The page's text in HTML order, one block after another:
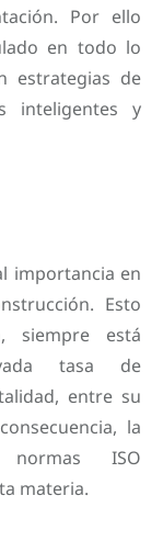
Por ello
en todo lo
estrategias de
inteligentes y
importancia en
Esto
siempre está
tasa de
entre su
la
ISO
materia.